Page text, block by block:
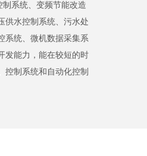
系统、变频节能改造
供水控制系统、污水处
系统、微机数据采集系
发能力，能在较短的时
控制系统和自动化控制